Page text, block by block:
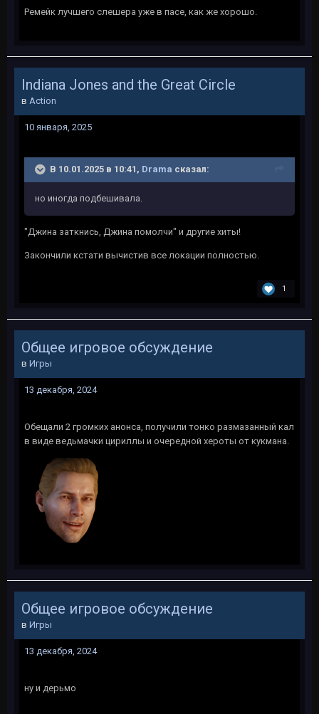
Ремейк лучшего слешера уже в пасе, как же хорошо.
Indiana Jones and the Great Circle
в Action
10 января, 2025
В 10.01.2025 в 10:41, Drama сказал:
но иногда подбешивала.
"Джина заткнись, Джина помолчи" и другие хиты!
Закончили кстати вычистив все локации полностью.
1
Общее игровое обсуждение
в Игры
13 декабря, 2024
Обещали 2 громких анонса, получили тонко размазанный кал
в виде ведьмачки цириллы и очередной хероты от кукмана.
Общее игровое обсуждение
в Игры
13 декабря, 2024
ну и дерьмо